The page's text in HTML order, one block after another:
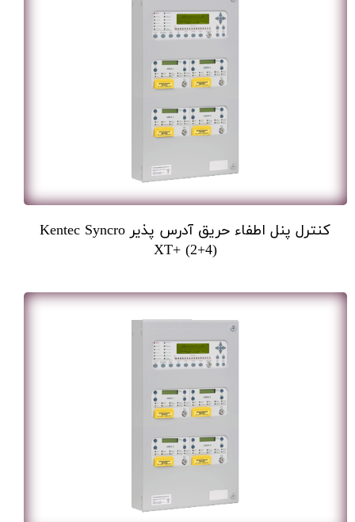
کنترل پنل اطفاء حریق آدرس پذیر Kentec Syncro
XT+ (2+4)